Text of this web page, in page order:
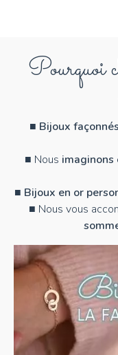
Pourquoi
■ Bijoux
■ Nous imaginons
■ Bijoux en or
■ Nous vous